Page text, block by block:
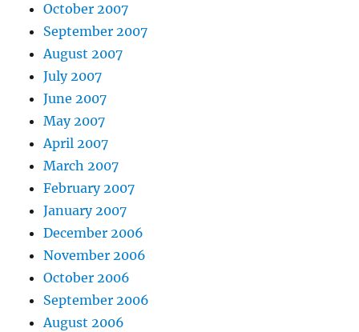
October 2007
September 2007
August 2007
July 2007
June 2007
May 2007
April 2007
March 2007
February 2007
January 2007
December 2006
November 2006
October 2006
September 2006
August 2006